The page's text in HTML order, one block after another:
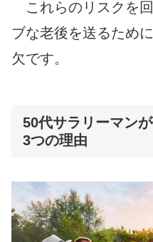
これらのリスクを
ブな老後を送るため
欠です。
50代サラリーマン
3つの理由